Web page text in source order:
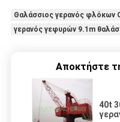
Θαλάσσιος γερανός φλόκων
γερανός γεφυρών 9.1m
Αποκτήστε
40t